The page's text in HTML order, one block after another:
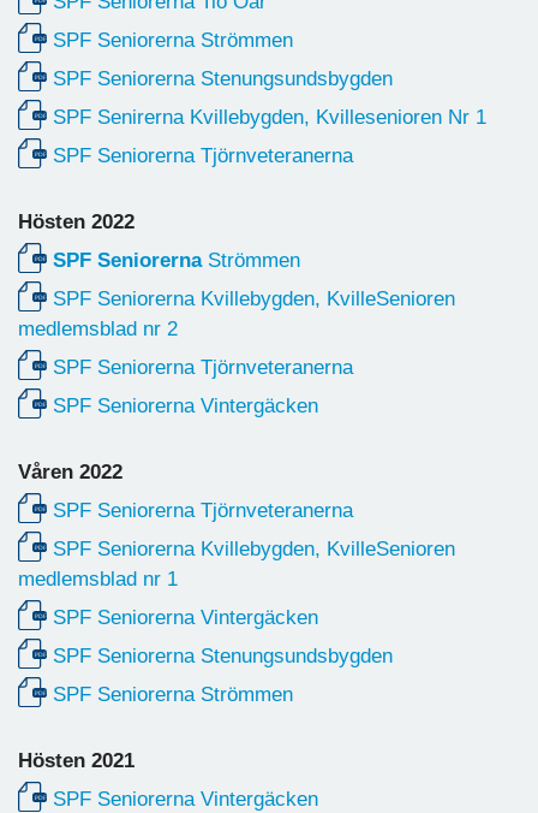
SPF Seniorerna Strömmen
SPF Seniorerna Stenungsundsbygden
SPF Senirerna Kvillebygden, Kvillesenioren Nr 1
SPF Seniorerna Tjörnveteranerna
Hösten 2022
SPF SeniorernaStrömmen
SPF Seniorerna Kvillebygden, KvilleSenioren
medlemsblad nr 2
SPF Seniorerna Tjörnveteranerna
SPF Seniorerna Vintergäcken
Våren 2022
SPF Seniorerna Tjörnveteranerna
SPF Seniorerna Kvillebygden, KvilleSenioren
medlemsblad nr 1
SPF Seniorerna Vintergäcken
SPF Seniorerna Stenungsundsbygden
SPF Seniorerna Strömmen
Hösten 2021
SPF Seniorerna Vintergäcken